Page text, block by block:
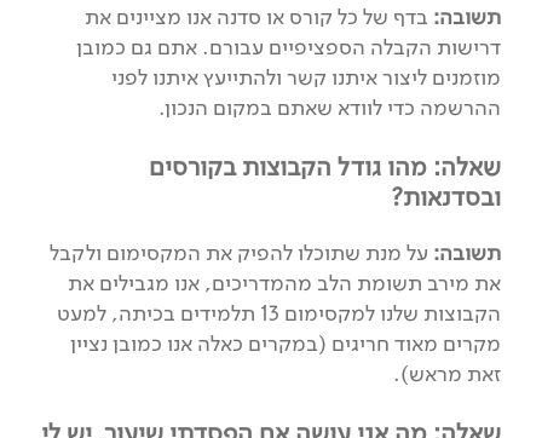
תשובה: בדף של כל קורס או סדנה אנו מציינים את
דרישות הקבלה הספציפיים עבורם. אתם גם כמובן
מוזמנים ליצור איתנו קשר ולהתייעץ איתנו לפני
ההרשמה כדי לוודא שאתם במקום הנכון.
שאלה: מהו גודל הקבוצות בקורסים
ובסדנאות?
תשובה: על מנת שתוכלו להפיק את המקסימום ולקבל
את מירב תשומת הלב מהמדריכים, אנו מגבילים את
הקבוצות שלנו למקסימום 13 תלמידים בכיתה, למעט
מקרים מאוד חריגים (במקרים כאלה אנו כמובן נציין
זאת מראש).